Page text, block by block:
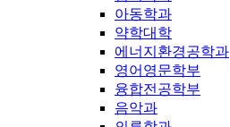
아동학과
약학대학
에너지환경공학과
영어영문학부
융합전공학부
음악과